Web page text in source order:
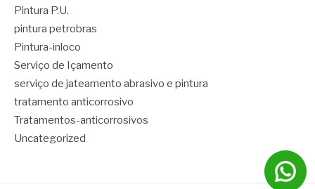
Pintura P.U.
pintura petrobras
Pintura-inloco
Serviço de Içamento
serviço de jateamento abrasivo e pintura
tratamento anticorrosivo
Tratamentos-anticorrosivos
Uncategorized